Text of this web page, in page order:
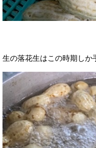
生の落花生はこの時期しか